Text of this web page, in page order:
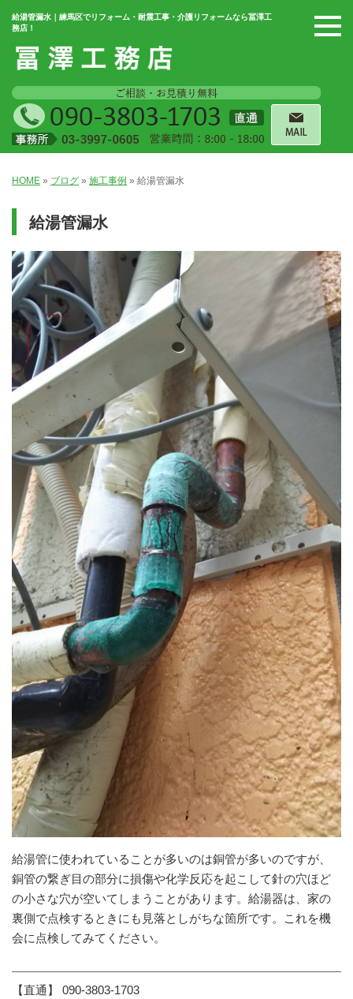
給湯管漏水｜練馬区でリフォーム・耐震工事・介護リフォームなら冨澤工
務店！
HOME » ブログ » 施工事例 » 給湯管漏水
給湯管漏水
給湯管に使われていることが多いのは銅管が多いのですが、
銅管の繋ぎ目の部分に損傷や化学反応を起こして針の穴ほど
の小さな穴が空いてしまうことがあります。給湯器は、家の
裏側で点検するときにも見落としがちな箇所です。これを機
会に点検してみてください。
【直通】 090-3803-1703